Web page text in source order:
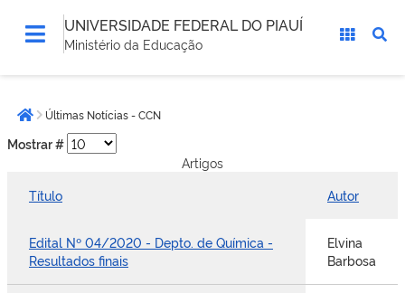
UNIVERSIDADE FEDERAL DO PIAUÍ
Ministério da Educação
estáPágina inicial
Últimas Notícias - CCN
Mostrar #
Artigos
Título
Autor
Edital Nº 04/2020 - Depto. de Química -
Resultados finais
Elvina
Barbosa